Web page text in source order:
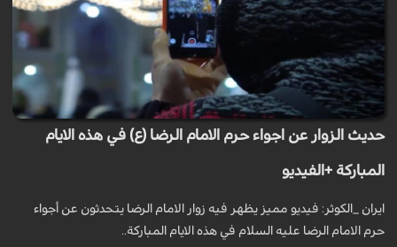
حديث الزوار عن اجواء حرم الامام الرضا (ع) في هذه الايام
المباركة +الفيديو
ايران _الكوثر: فيديو مميز يظهر فيه زوار الامام الرضا يتحدثون عن أجواء
حرم الامام الرضا عليه السلام في هذه الايام المباركة..